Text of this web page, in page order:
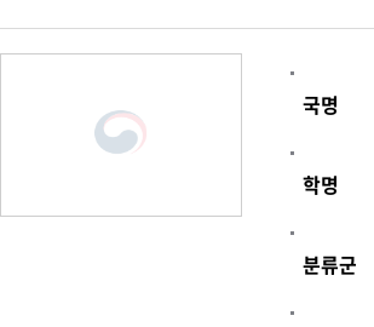
국명
학명
분류군